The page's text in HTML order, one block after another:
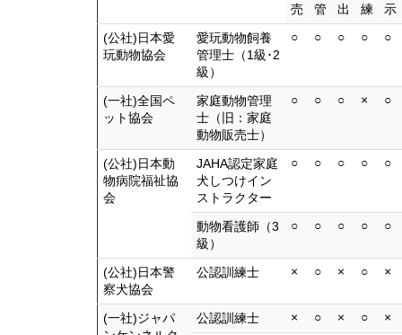
売
管
出
練
示
(公社)日本愛
玩動物協会
愛玩動物飼養
管理士（1級･2
級）
○ ○ ○ ○ ○
(一社)全国ペ
ット協会
家庭動物管理
士（旧：家庭
動物販売士）
○ ○ ○ × ○
(公社)日本動
物病院福祉協
会
JAHA認定家庭
犬しつけイン
ストラクター
○ ○ ○ ○ ○
動物看護師（3
級）
○ ○ ○ ○ ○
(公社)日本警
察犬協会
公認訓練士 × ○ × ○ ×
(一社)ジャパ
公認訓練士 × ○ × ○ ×